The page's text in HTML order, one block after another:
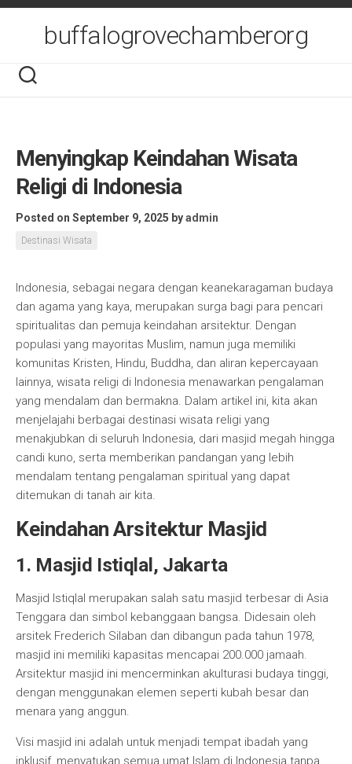
Skip
buffalogrovechamberorg
Menyingkap Keindahan Wisata
Religi di Indonesia
Posted on September 9, 2025 byadmin
Destinasi Wisata
Indonesia, sebagai negara dengan keanekaragaman budaya
dan agama yang kaya, merupakan surga bagi para pencari
spiritualitas dan pemuja keindahan arsitektur. Dengan
populasi yang mayoritas Muslim, namun juga memiliki
komunitas Kristen, Hindu, Buddha, dan aliran kepercayaan
lainnya, wisata religi di Indonesia menawarkan pengalaman
yang mendalam dan bermakna. Dalam artikel ini, kita akan
menjelajahi berbagai destinasi wisata religi yang
menakjubkan di seluruh Indonesia, dari masjid megah hingga
candi kuno, serta memberikan pandangan yang lebih
mendalam tentang pengalaman spiritual yang dapat
ditemukan di tanah air kita.
Keindahan Arsitektur Masjid
1. Masjid Istiqlal, Jakarta
Masjid Istiqlal merupakan salah satu masjid terbesar di Asia
Tenggara dan simbol kebanggaan bangsa. Didesain oleh
arsitek Frederich Silaban dan dibangun pada tahun 1978,
masjid ini memiliki kapasitas mencapai 200.000 jamaah.
Arsitektur masjid ini mencerminkan akulturasi budaya tinggi,
dengan menggunakan elemen seperti kubah besar dan
menara yang anggun.
Visi masjid ini adalah untuk menjadi tempat ibadah yang
inklusif, menyatukan semua umat Islam di Indonesia tanpa